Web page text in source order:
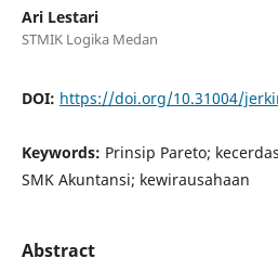
Ari Lestari
STMIK Logika Medan
DOI: https://doi.org/10.31004/
Keywords: Prinsip Pareto;
SMK Akuntansi; kewirausahaan
Abstract